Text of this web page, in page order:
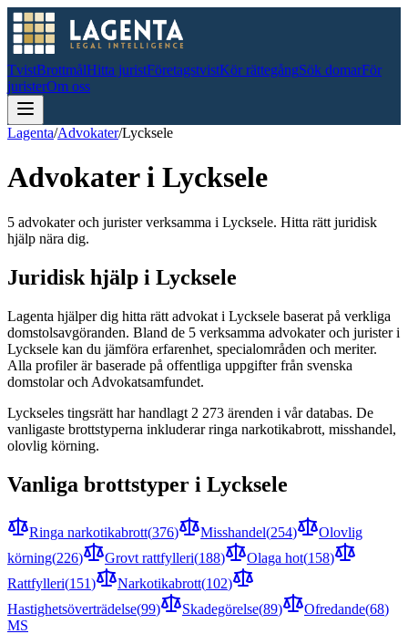
TvistBrottmålHitta juristFöretagstvistKör rättegångSök domarFör
juristerOm oss
Lagenta/Advokater/Lycksele
Advokater i Lycksele
5 advokater och jurister verksamma i Lycksele. Hitta rätt juridisk
hjälp nära dig.
Juridisk hjälp i Lycksele
Lagenta hjälper dig hitta rätt advokat i Lycksele baserat på verkliga
domstolsavgöranden. Bland de 5 verksamma advokater och jurister i
Lycksele kan du jämföra erfarenhet, specialområden och meriter.
Alla profiler är baserade på offentliga uppgifter från svenska
domstolar och Advokatsamfundet.
Lyckseles tingsrätt har handlagt 2 273 ärenden i vår databas. De
vanligaste brottstyperna inkluderarringa narkotikabrott, misshandel,
olovlig körning.
Vanliga brottstyper i Lycksele
Ringa narkotikabrott(376) Misshandel(254)
Olovlig
körning(226) Grovt rattfylleri(188) Olaga hot(158)
Rattfylleri(151) Narkotikabrott(102)
Hastighetsöverträdelse(99) Skadegörelse(89) Ofredande(68)
MS